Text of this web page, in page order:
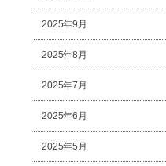
2025年9月
2025年8月
2025年7月
2025年6月
2025年5月